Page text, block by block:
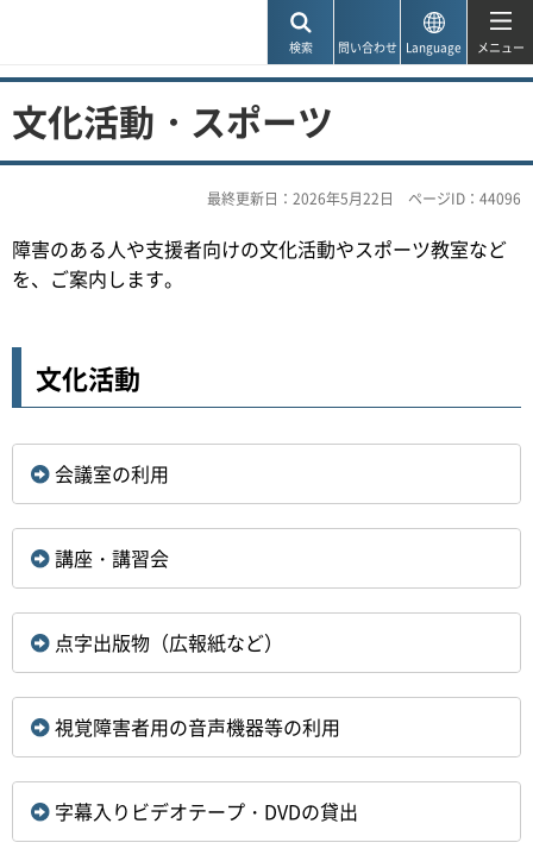
検索 問い合わせ Language メニュー
文化活動・スポーツ
最終更新日：2026年5月22日 ページID：44096
障害のある人や支援者向けの文化活動やスポーツ教室など
を、ご案内します。
文化活動
会議室の利用
講座・講習会
点字出版物（広報紙など）
視覚障害者用の音声機器等の利用
字幕入りビデオテープ・DVDの貸出